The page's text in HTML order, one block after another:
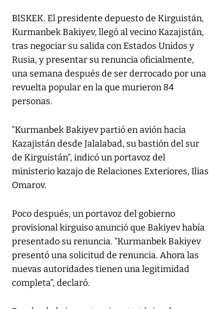
BISKEK. El presidente depuesto de Kirguistán,
Kurmanbek Bakiyev, llegó al vecino Kazajistán,
tras negociar su salida con Estados Unidos y
Rusia, y presentar su renuncia oficialmente,
una semana después de ser derrocado por una
revuelta popular en la que murieron 84
personas.
“Kurmanbek Bakiyev partió en avión hacia
Kazajistán desde Jalalabad, su bastión del sur
de Kirguistán”, indicó un portavoz del
ministerio kazajo de Relaciones Exteriores, Ilias
Omarov.
Poco después, un portavoz del gobierno
provisional kirguiso anunció que Bakiyev había
presentado su renuncia. “Kurmanbek Bakiyev
presentó una solicitud de renuncia. Ahora las
nuevas autoridades tienen una legitimidad
completa”, declaró.